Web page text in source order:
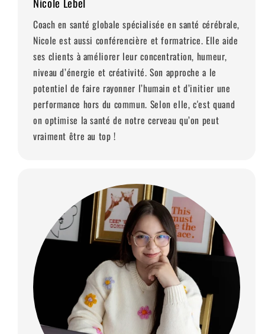
Coach en santé globale spécialisée en santé cérébrale,
Nicole est aussi conférencière et formatrice. Elle aide
ses clients à améliorer leur concentration, humeur,
niveau d’énergie et créativité. Son approche a le
potentiel de faire rayonner l’humain et d’initier une
performance hors du commun. Selon elle, c'est quand
on optimise la santé de notre cerveau qu’on peut
vraiment être au top !